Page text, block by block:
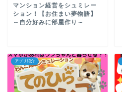
マンション経営をシュミレー
ション！【お住まい夢物語】
～自分好みに部屋作り～
アプリ紹介